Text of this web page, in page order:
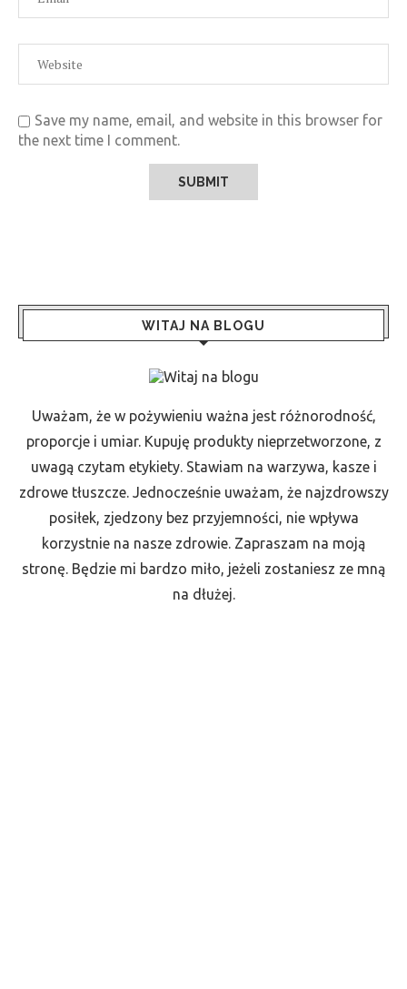
Save my name, email, and website in this browser for
the next time I comment.
WITAJ NA BLOGU
Uważam, że w pożywieniu ważna jest różnorodność,
proporcje i umiar. Kupuję produkty nieprzetworzone, z
uwagą czytam etykiety. Stawiam na warzywa, kasze i
zdrowe tłuszcze. Jednocześnie uważam, że najzdrowszy
posiłek, zjedzony bez przyjemności, nie wpływa
korzystnie na nasze zdrowie. Zapraszam na moją
stronę. Będzie mi bardzo miło, jeżeli zostaniesz ze mną
na dłużej.